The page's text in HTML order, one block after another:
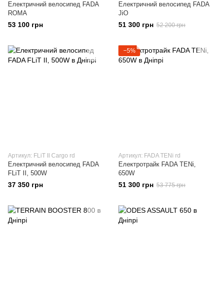
Електричний велосипед FADA
ROMA
53 100 грн
Електричний велосипед FADA
JiO
51 300 грн 52 200 грн
Артикул: FLiT II Cargo rd
Електричний велосипед FADA
FLiT II, 500W
37 350 грн
−5%
Артикул: FADA TENi rd
Електротрайк FADA TENi,
650W
51 300 грн 53 775 грн